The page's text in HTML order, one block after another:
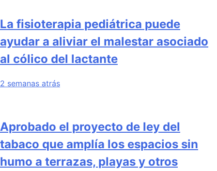
La fisioterapia pediátrica puede
ayudar a aliviar el malestar asociado
al cólico del lactante
2 semanas atrás
Aprobado el proyecto de ley del
tabaco que amplía los espacios sin
humo a terrazas, playas y otros